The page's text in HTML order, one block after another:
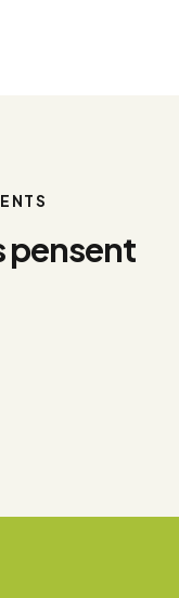
pensent